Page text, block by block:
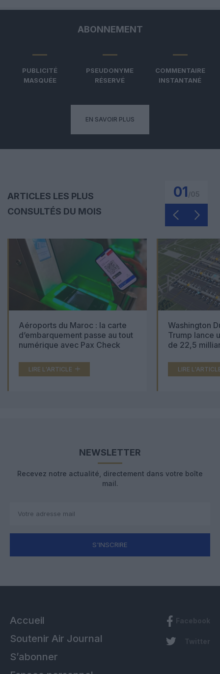
ABONNEMENT
PUBLICITÉ
MASQUÉE
PSEUDONYME
RÉSERVÉ
COMMENTAIRE
INSTANTANÉ
EN SAVOIR PLUS
ARTICLES LES PLUS
CONSULTÉS DU MOIS
01
Aéroports du Maroc : la carte
d’embarquement passe au tout
numérique avec Pax Check
LIRE L'ARTICLE
Washington
Trump lance
de 22,5
LIRE
NEWSLETTER
Recevez notre actualité, directement dans votre boîte
mail.
S'INSCRIRE
Accueil
Soutenir Air Journal
S’abonner